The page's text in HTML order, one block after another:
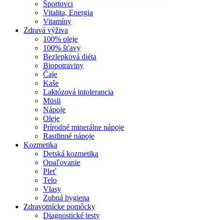
Športovci
Vitalita, Energia
Vitamíny
Zdravá výživa
100% oleje
100% šťavy
Bezlepková diéta
Biopotraviny
Čaje
Kaše
Laktózová intolerancia
Müsli
Nápoje
Oleje
Prírodné minerálne nápoje
Rastlinné nápoje
Kozmetika
Detská kozmetika
Opaľovanie
Pleť
Telo
Vlasy
Zubná hygiena
Zdravotnícke pomôcky
Diagnostické testy